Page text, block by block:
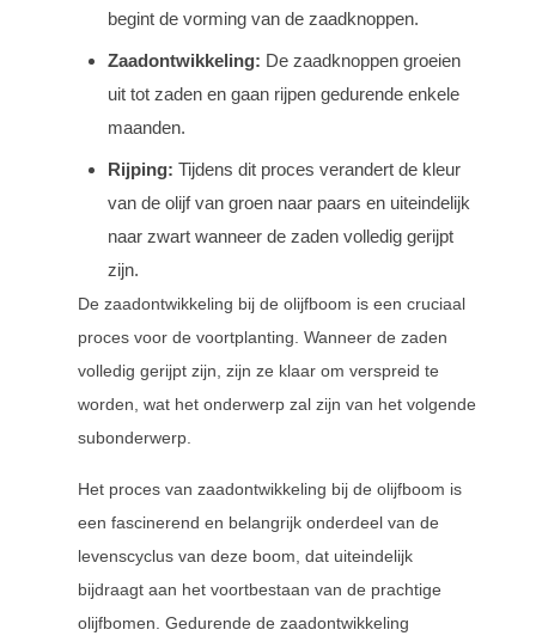
begint de vorming van de zaadknoppen.
Zaadontwikkeling: De zaadknoppen groeien
uit tot zaden en gaan rijpen gedurende enkele
maanden.
Rijping: Tijdens dit proces verandert de kleur
van de olijf van groen naar paars en uiteindelijk
naar zwart wanneer de zaden volledig gerijpt
zijn.
De zaadontwikkeling bij de olijfboom is een cruciaal
proces voor de voortplanting. Wanneer de zaden
volledig gerijpt zijn, zijn ze klaar om verspreid te
worden, wat het onderwerp zal zijn van het volgende
subonderwerp.
Het proces van zaadontwikkeling bij de olijfboom is
een fascinerend en belangrijk onderdeel van de
levenscyclus van deze boom, dat uiteindelijk
bijdraagt aan het voortbestaan van de prachtige
olijfbomen. Gedurende de zaadontwikkeling